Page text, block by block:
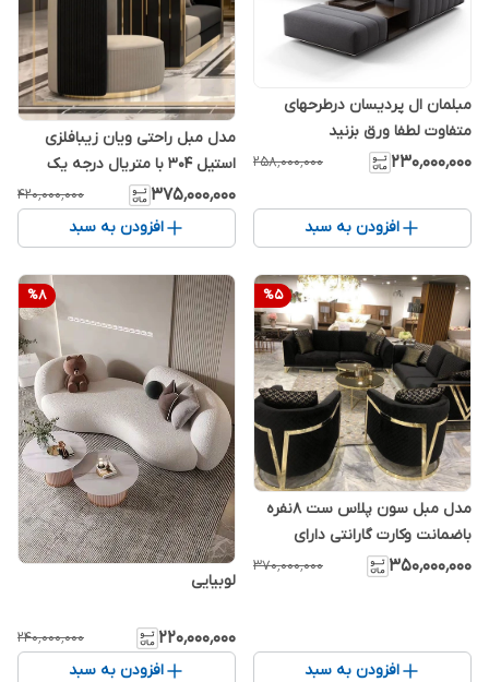
مبلمان ال پردیسان درطرحهای
متفاوت لطفا ورق بزنید
۲۳۰٬۰۰۰٬۰۰۰ ۲۵۸٬۰۰۰٬۰۰۰
افزودن به سبد
مدل مبل راحتی ویان زیبافلزی
استیل ۳۰۴ با متریال درجه یک
شرکتی
۳۷۵٬۰۰۰٬۰۰۰ ۴۲۰٬۰۰۰٬۰۰۰
افزودن به سبد
%5
مدل مبل سون پلاس ست ۸نفره
باضمانت وکارت گارانتی دارای
رنگبندی نامحدود فلزی استیل ۳۰۴
۳۵۰٬۰۰۰٬۰۰۰ ۳۷۰٬۰۰۰٬۰۰۰
افزودن به سبد
%8
لوبیایی
۲۲۰٬۰۰۰٬۰۰۰ ۲۴۰٬۰۰۰٬۰۰۰
افزودن به سبد